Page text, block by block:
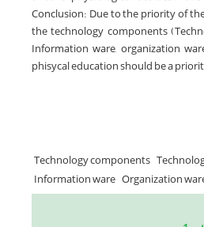
Conclusion: Due to the priority of
the technology components
Information ware, organization
phisycal education should be a
Technology components
Information ware Organization